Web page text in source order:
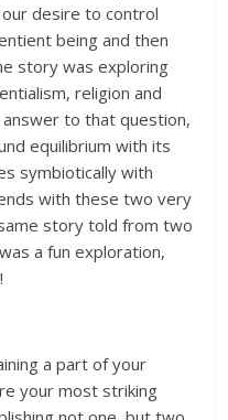
desire to control
being and then
story was exploring
religion and
to that question,
equilibrium with its
symbiotically with
with these two very
story told from two
a fun exploration,
a part of your
your most striking